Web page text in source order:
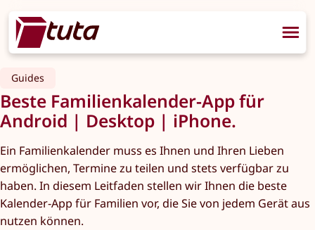
Guides
Beste Familienkalender-App für
Android | Desktop | iPhone.
Ein Familienkalender muss es Ihnen und Ihren Lieben
ermöglichen, Termine zu teilen und stets verfügbar zu
haben. In diesem Leitfaden stellen wir Ihnen die beste
Kalender-App für Familien vor, die Sie von jedem Gerät aus
nutzen können.